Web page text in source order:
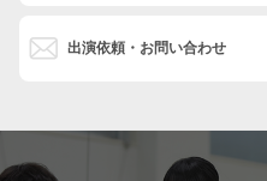
出演依頼・お問い合わせ